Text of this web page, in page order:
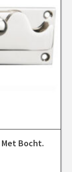
Met Bocht.